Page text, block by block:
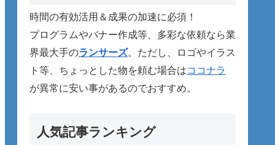
時間の有効活用＆成果の加速に必須！
プログラムやバナー作成等、多彩な依頼なら業
界最大手のランサーズ。ただし、ロゴやイラス
ト等、ちょっとした物を頼む場合はココナラ
が異常に安い事があるのでおすすめ。
人気記事ランキング